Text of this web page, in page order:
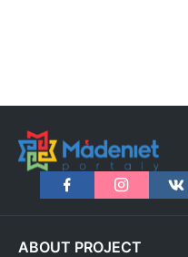
ABOUT PROJECT